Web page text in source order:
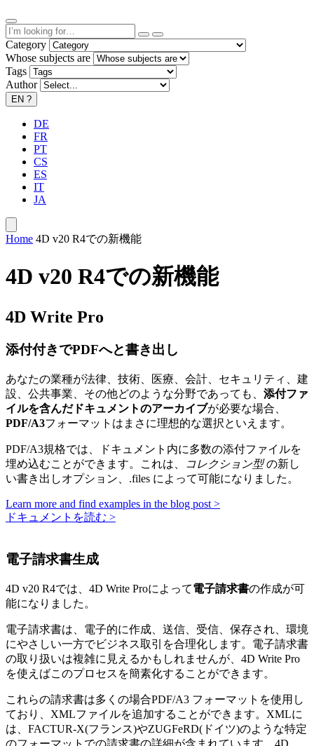
Category
Whose subjects are
Tags
Author
EN ?
DE
FR
PT
CS
ES
IT
JA
Home 4D v20 R4での新機能
4D v20 R4での新機能
4D Write Pro
添付付きでPDFへと書き出し
あなたの業種が法律、技術、医療、会計、セキュリティ、建
設、公共事業、その他どのような分野であっても、 添付ファ
イルを含んだドキュメントのアーカイブが必要な場合、
PDF/A3フォーマットはまさに理想的な選択といえます。
PDF/A3規格では、ドキュメント内に多数の添付ファイルを
埋め込むことができます。これは、
コレクション型の新し
い書き出しオプション、.files によって可能になりました。
Learn more and find examples in the blog post >
ドキュメントを読む >
電子請求書生成
4D v20 R4では、4D Write Proによって電子請求書の作成が可
能になりました。
電子請求書は、電子的に作成、送信、受信、保存され、環境
にやさしい一方でビジネス取引を合理化します。電子請求書
の取り扱いは複雑に見えるかもしれませんが、4D Write Pro
を使えばこのプロセスを簡素化することができます。
これらの請求書は多くの場合PDF/A3 フォーマットを使用し
ており、XMLファイルを追加することができます。XMLに
は、FACTUR-X(フランス)やZUGFeRD(ドイツ)のような特定
のフォーマットでの請求書の詳細が含まれています。4D